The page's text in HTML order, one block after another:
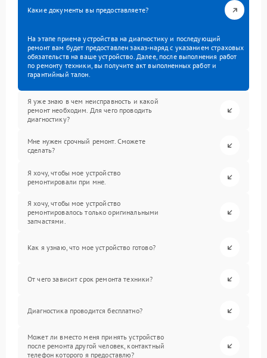
Какие документы вы предоставляете?
На этапе приема устройства на диагностику и последующий
ремонт вам будет предоставлен заказ-наряд с указанием страховых
обязательств на ваше устройство. Далее, после выполнения работ
по ремонту техники, вы получите акт выполненных работ и
гарантийный талон.
Я уже знаю в чем неисправность и какой
ремонт необходим. Для чего проводить
диагностику?
Мне нужен срочный ремонт. Сможете
сделать?
Я хочу, чтобы мое устройство
ремонтировали при мне.
Я хочу, чтобы мое устройство
ремонтировалось только оригинальными
запчастями.
Как я узнаю, что мое устройство готово?
От чего зависит срок ремонта техники?
Диагностика проводится бесплатно?
Может ли вместо меня принять устройство
после ремонта другой человек, контактный
телефон которого я предоставлю?